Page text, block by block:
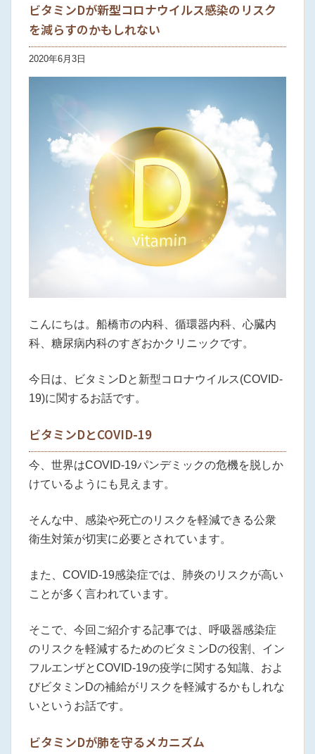
ビタミンDが新型コロナウイルス感染のリスク
を減らすのかもしれない
2020年6月3日
こんにちは。船橋市の内科、循環器内科、心臓内
科、糖尿病内科のすぎおかクリニックです。
今日は、ビタミンDと新型コロナウイルス(COVID-
19)に関するお話です。
ビタミンDとCOVID-19
今、世界はCOVID-19パンデミックの危機を脱しか
けているようにも見えます。
そんな中、感染や死亡のリスクを軽減できる公衆
衛生対策が切実に必要とされています。
また、COVID-19感染症では、肺炎のリスクが高い
ことが多く言われています。
そこで、今回ご紹介する記事では、呼吸器感染症
のリスクを軽減するためのビタミンDの役割、イン
フルエンザとCOVID-19の疫学に関する知識、およ
びビタミンDの補給がリスクを軽減するかもしれな
いというお話です。
ビタミンDが肺を守るメカニズム